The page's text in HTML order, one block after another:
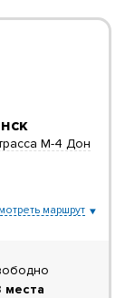
М-4 Дон
маршрут
места